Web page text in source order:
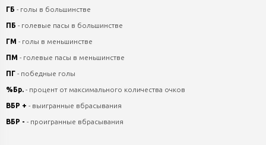
ГБ - голы в большинстве
ПБ - голевые пасы в большинстве
ГМ - голы в меньшинстве
ПМ - голевые пасы в меньшинстве
ПГ - победные голы
%Бр. - процент от максимального количества очков
ВБР + - выигранные вбрасывания
ВБР - - проигранные вбрасывания